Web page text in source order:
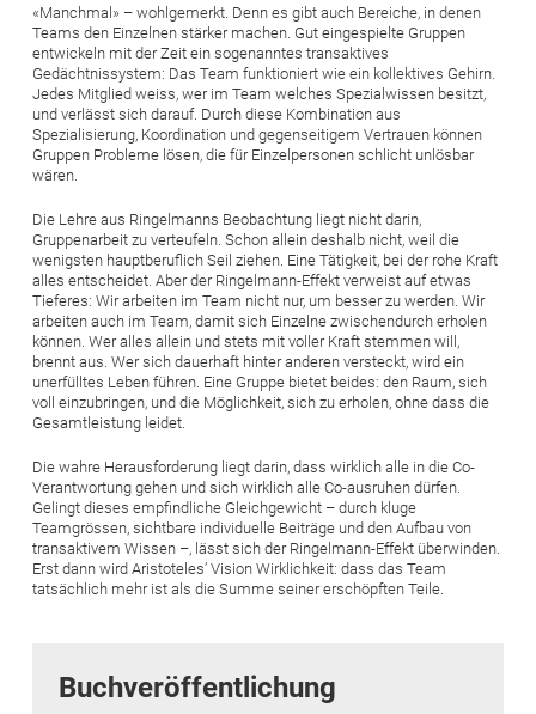
«Manchmal» – wohlgemerkt. Denn es gibt auch Bereiche, in denen
Teams den Einzelnen stärker machen. Gut eingespielte Gruppen
entwickeln mit der Zeit ein sogenanntes transaktives
Gedächtnissystem: Das Team funktioniert wie ein kollektives Gehirn.
Jedes Mitglied weiss, wer im Team welches Spezialwissen besitzt,
und verlässt sich darauf. Durch diese Kombination aus
Spezialisierung, Koordination und gegenseitigem Vertrauen können
Gruppen Probleme lösen, die für Einzelpersonen schlicht unlösbar
wären.
Die Lehre aus Ringelmanns Beobachtung liegt nicht darin,
Gruppenarbeit zu verteufeln. Schon allein deshalb nicht, weil die
wenigsten hauptberuflich Seil ziehen. Eine Tätigkeit, bei der rohe Kraft
alles entscheidet. Aber der Ringelmann-Effekt verweist auf etwas
Tieferes: Wir arbeiten im Team nicht nur, um besser zu werden. Wir
arbeiten auch im Team, damit sich Einzelne zwischendurch erholen
können. Wer alles allein und stets mit voller Kraft stemmen will,
brennt aus. Wer sich dauerhaft hinter anderen versteckt, wird ein
unerfülltes Leben führen. Eine Gruppe bietet beides: den Raum, sich
voll einzubringen, und die Möglichkeit, sich zu erholen, ohne dass die
Gesamtleistung leidet.
Die wahre Herausforderung liegt darin, dass wirklich alle in die Co-
Verantwortung gehen und sich wirklich alle Co-ausruhen dürfen.
Gelingt dieses empfindliche Gleichgewicht – durch kluge
Teamgrössen, sichtbare individuelle Beiträge und den Aufbau von
transaktivem Wissen –, lässt sich der Ringelmann-Effekt überwinden.
Erst dann wird Aristoteles’ Vision Wirklichkeit: dass das Team
tatsächlich mehr ist als die Summe seiner erschöpften Teile.
Buchveröffentlichung